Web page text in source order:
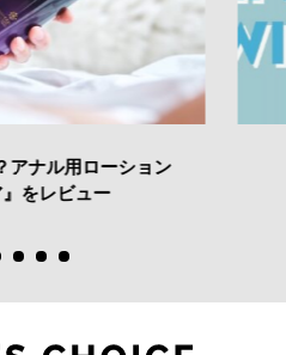
アナル用ローション
』をレビュー